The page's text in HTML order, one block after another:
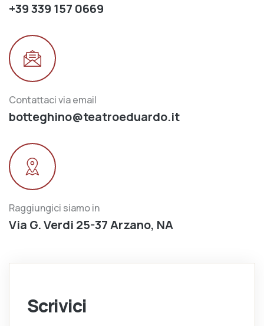
+39 339 157 0669
Contattaci via email
botteghino@teatroeduardo.it
Raggiungici siamo in
Via G. Verdi 25-37 Arzano, NA
Scrivici